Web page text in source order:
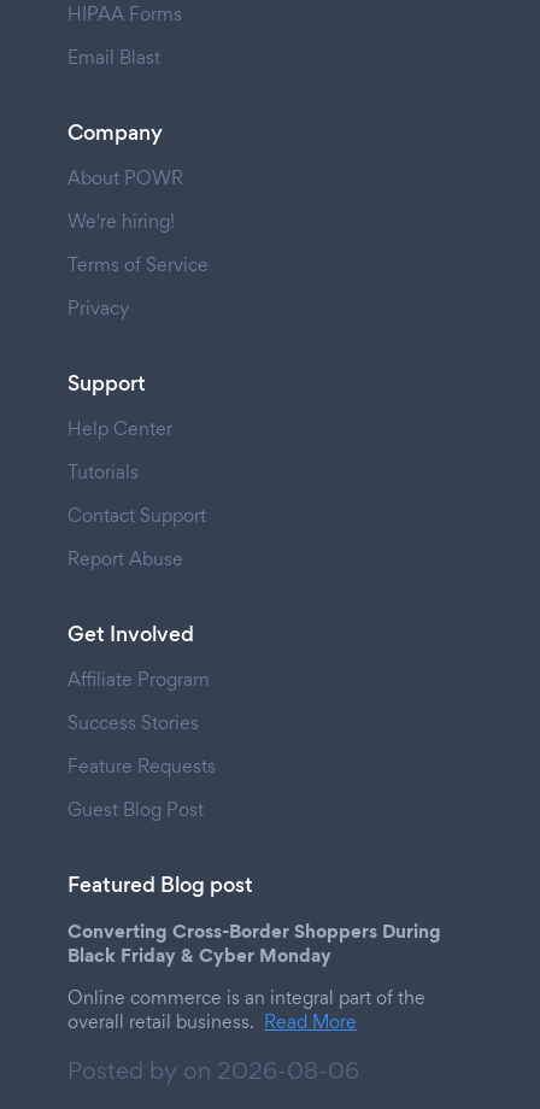
HIPAA Forms
Email Blast
Company
About POWR
We're hiring!
Terms of Service
Privacy
Support
Help Center
Tutorials
Contact Support
Report Abuse
Get Involved
Affiliate Program
Success Stories
Feature Requests
Guest Blog Post
Featured Blog post
Converting Cross-Border Shoppers During
Black Friday & Cyber Monday
Online commerce is an integral part of the
overall retail business. Read More
Posted by on 2026-08-06